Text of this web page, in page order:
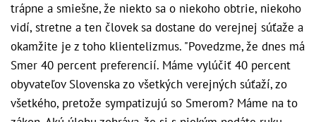
trápne a smiešne, že niekto sa o niekoho obtrie, niekoho
vidí, stretne a ten človek sa dostane do verejnej súťaže a
okamžite je z toho klientelizmus. "Povedzme, že dnes má
Smer 40 percent preferencií. Máme vylúčiť 40 percent
obyvateľov Slovenska zo všetkých verejných súťaží, zo
všetkého, pretože sympatizujú so Smerom? Máme na to